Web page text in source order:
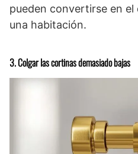
pueden convertirse en
una habitación.
3. Colgar las cortinas demasiado bajas